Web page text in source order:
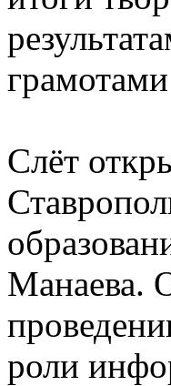
Слёт
Манаева.
роли